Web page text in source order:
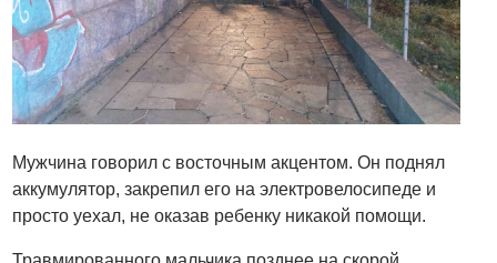
Мужчина говорил с восточным акцентом. Он поднял
аккумулятор, закрепил его на электровелосипеде и
просто уехал, не оказав ребенку никакой помощи.